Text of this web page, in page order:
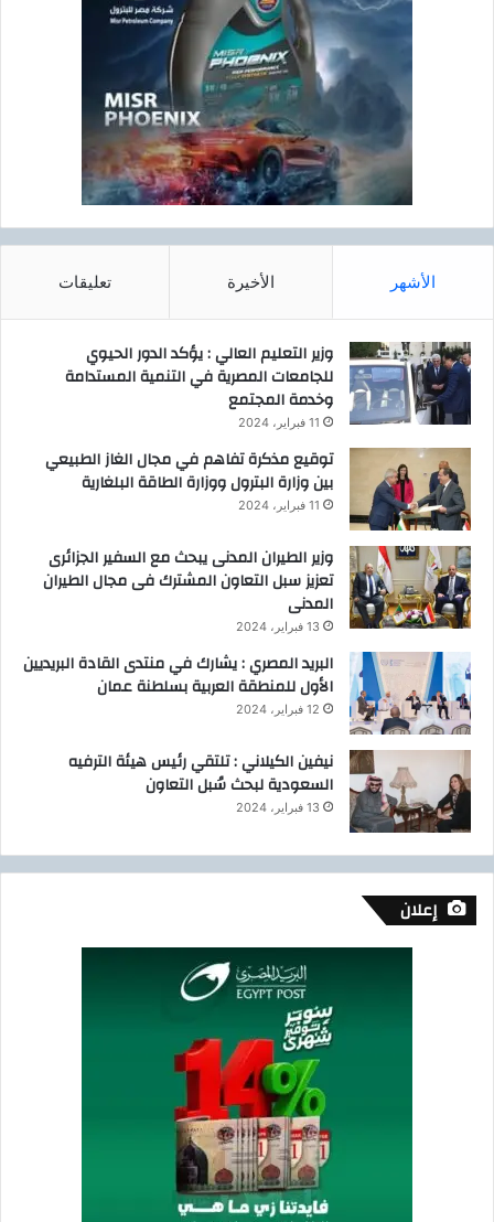
الأشهر الأخيرة تعليقات
وزير التعليم العالي : يؤكد الدور الحيوي
للجامعات المصرية في التنمية المستدامة
وخدمة المجتمع
11 فبراير، 2024
توقيع مذكرة تفاهم في مجال الغاز الطبيعي
بين وزارة البترول ووزارة الطاقة البلغارية
11 فبراير، 2024
وزير الطيران المدنى يبحث مع السفير الجزائرى
تعزيز سبل التعاون المشترك فى مجال الطيران
المدنى
13 فبراير، 2024
البريد المصري : يشارك في منتدى القادة البريديين
الأول للمنطقة العربية بسلطنة عمان
12 فبراير، 2024
نيفين الكيلاني : تلتقي رئيس هيئة الترفيه
السعودية لبحث سُبل التعاون
13 فبراير، 2024
إعلان